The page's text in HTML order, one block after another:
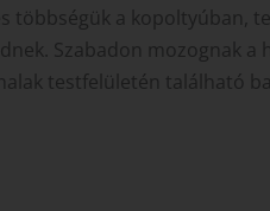
többségük a kopoltyúban,
Szabadon mozognak
testfelületén található